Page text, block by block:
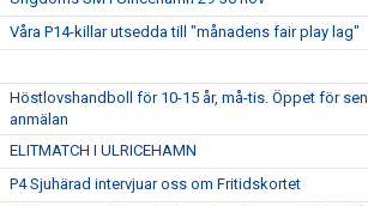
Våra P14-killar utsedda till "månadens fair play lag"
Höstlovshandboll för 10-15 år, må-tis. Öppet för sen
anmälan
ELITMATCH I ULRICEHAMN
P4 Sjuhärad intervjuar oss om Fritidskortet